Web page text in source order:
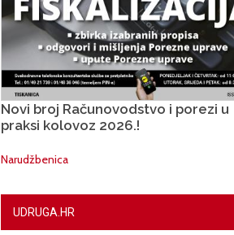
Novi broj Računovodstvo i porezi u
praksi kolovoz 2026.!
Narudžbenica
UDRUGA.HR